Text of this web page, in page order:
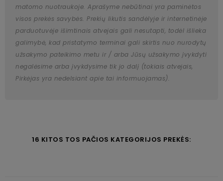
matomo nuotraukoje. Aprašyme nebūtinai yra paminėtos
visos prekės savybės. Prekių likutis sandėlyje ir internetinėje
parduotuvėje išimtinais atvejais gali nesutapti, todėl išlieka
galimybė, kad pristatymo terminai gali skirtis nuo nurodytų
užsakymo pateikimo metu ir / arba Jūsų užsakymo įvykdyti
negalėsime arba įvykdysime tik jo dalį (tokiais atvejais,
Pirkėjas yra nedelsiant apie tai informuojamas).
16 KITOS TOS PAČIOS KATEGORIJOS PREKĖS: